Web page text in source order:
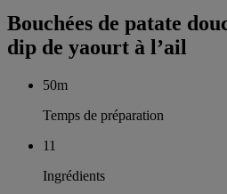
Bouchées de patate
dip de yaourt à l’ail
50m
Temps de préparation
11
Ingrédients